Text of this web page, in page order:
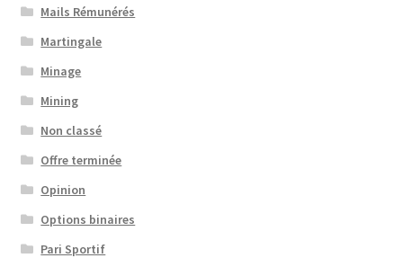
Mails Rémunérés
Martingale
Minage
Mining
Non classé
Offre terminée
Opinion
Options binaires
Pari Sportif